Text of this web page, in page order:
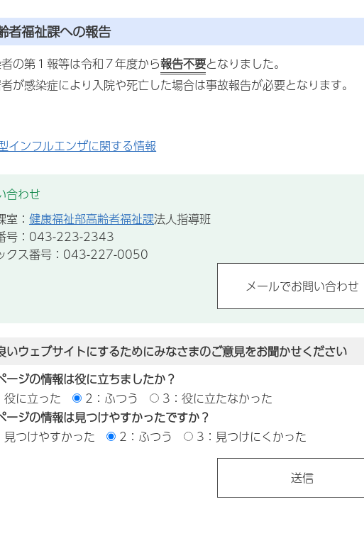
者福祉課への報告
の第１報等は令和７年度から報告不要となりました。
が感染症により入院や死亡した場合は事故報告が必要となります。
インフルエンザに関する情報
合わせ
室： 健康福祉部高齢者福祉課法人指導班
号：043-223-2343
クス番号：043-227-0050
いウェブサイトにするためにみなさまのご意見をお聞かせください
ージの情報は役に立ちましたか？
役に立った
2：ふつう
3：役に立たなかった
ージの情報は見つけやすかったですか？
見つけやすかった
2：ふつう 3：見つけにくかった